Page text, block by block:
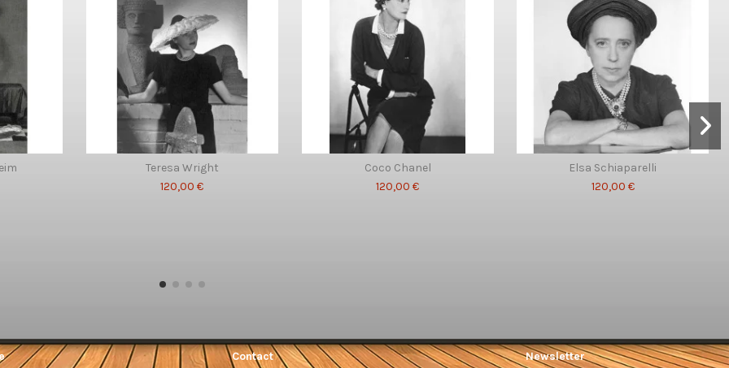
Teresa Wright
120,00 €
Coco Chanel
120,00 €
Elsa Schiaparelli
120,00 €
Contact Newsletter